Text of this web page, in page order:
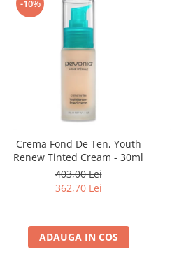
-10%
Crema Fond De Ten, Youth
Renew Tinted Cream - 30ml
403,00 Lei
362,70 Lei
ADAUGA IN COS